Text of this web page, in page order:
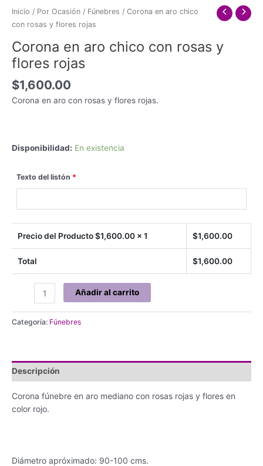
Inicio / Por Ocasión / Fúnebres / Corona en aro chico
con rosas y flores rojas
Corona en aro chico con rosas y
flores rojas
$1,600.00
Corona en aro con rosas y flores rojas.
Disponibilidad: En existencia
Texto del listón *
Precio del Producto $1,600.00 x 1 $1,600.00
Total $1,600.00
aro
chico
y
rojas
cantidad
Añadir al carrito
Categoría: Fúnebres
Descripción
Corona fúnebre en aro mediano con rosas rojas y flores en
color rojo.
Diámetro apróximado: 90-100 cms.